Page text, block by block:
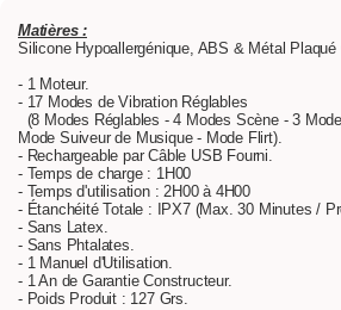
Matières :
Silicone Hypoallergénique, ABS & Métal Plaqué
- 1 Moteur.
- 17 Modes de Vibration Réglables
(8 Modes Réglables - 4 Modes Scène - 3
Mode Suiveur de Musique - Mode Flirt).
- Rechargeable par Câble USB Fourni.
- Temps de charge : 1H00
- Temps d'utilisation : 2H00 à 4H00
- Étanchéité Totale : IPX7 (Max. 30 Minutes /
- Sans Latex.
- Sans Phtalates.
- 1 Manuel d'Utilisation.
- 1 An de Garantie Constructeur.
- Poids Produit : 127 Grs.